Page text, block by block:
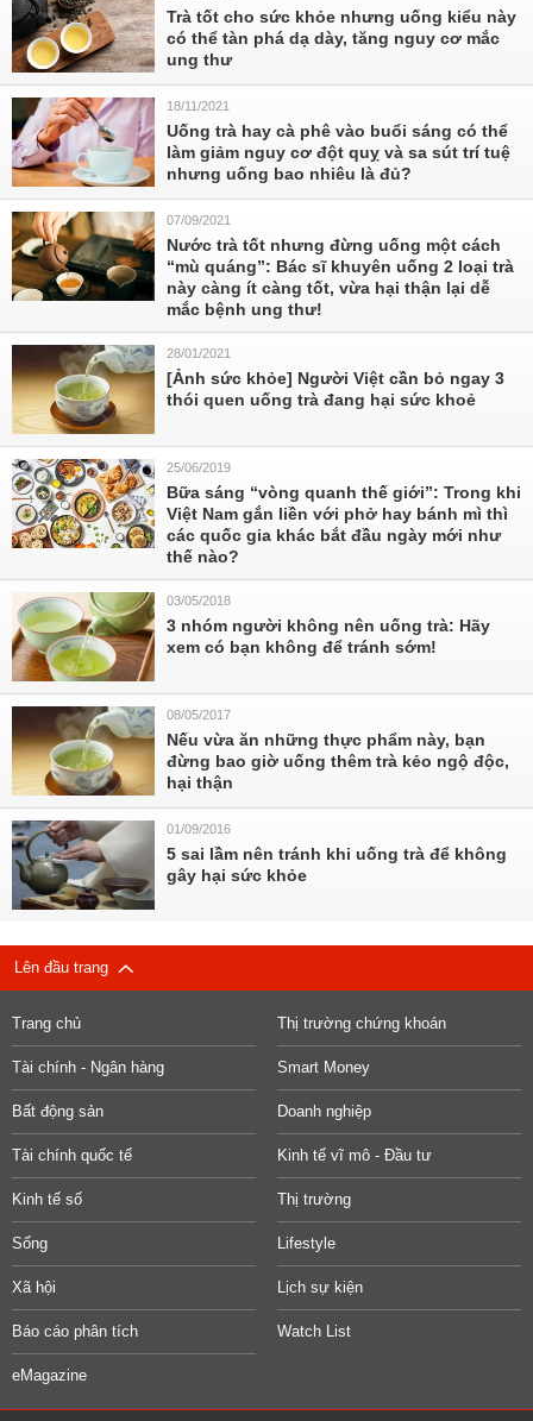
Trà tốt cho sức khỏe nhưng uống kiểu này
có thể tàn phá dạ dày, tăng nguy cơ mắc
ung thư
18/11/2021
Uống trà hay cà phê vào buổi sáng có thể
làm giảm nguy cơ đột quỵ và sa sút trí tuệ
nhưng uống bao nhiêu là đủ?
07/09/2021
Nước trà tốt nhưng đừng uống một cách
“mù quáng”: Bác sĩ khuyên uống 2 loại trà
này càng ít càng tốt, vừa hại thận lại dễ
mắc bệnh ung thư!
28/01/2021
[Ảnh sức khỏe] Người Việt cần bỏ ngay 3
thói quen uống trà đang hại sức khoẻ
25/06/2019
Bữa sáng “vòng quanh thế giới”: Trong khi
Việt Nam gắn liền với phở hay bánh mì thì
các quốc gia khác bắt đầu ngày mới như
thế nào?
03/05/2018
3 nhóm người không nên uống trà: Hãy
xem có bạn không để tránh sớm!
08/05/2017
Nếu vừa ăn những thực phẩm này, bạn
đừng bao giờ uống thêm trà kẻo ngộ độc,
hại thận
01/09/2016
5 sai lầm nên tránh khi uống trà để không
gây hại sức khỏe
Lên đầu trang
Trang chủ Thị trường chứng khoán
Tài chính - Ngân hàng Smart Money
Bất động sản Doanh nghiệp
Tài chính quốc tế Kinh tế vĩ mô - Đầu tư
Kinh tế số Thị trường
Sống Lifestyle
Xã hội Lịch sự kiện
Báo cáo phân tích Watch List
eMagazine